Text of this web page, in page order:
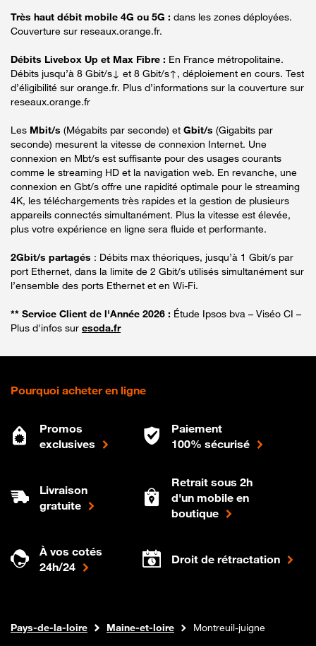
Très haut débit mobile 4G ou 5G : dans les zones déployées.
Couverture sur reseaux.orange.fr.
Débits Livebox Up et Max Fibre : En France métropolitaine.
Débits jusqu’à 8 Gbit/s↓ et 8 Gbit/s↑, déploiement en cours. Test
d’éligibilité sur orange.fr. Plus d’informations sur la couverture sur
reseaux.orange.fr
Les Mbit/s (Mégabits par seconde) et Gbit/s (Gigabits par
seconde) mesurent la vitesse de connexion Internet. Une
connexion en Mbt/s est suffisante pour des usages courants
comme le streaming HD et la navigation web. En revanche, une
connexion en Gbt/s offre une rapidité optimale pour le streaming
4K, les téléchargements très rapides et la gestion de plusieurs
appareils connectés simultanément. Plus la vitesse est élevée,
plus votre expérience en ligne sera fluide et performante.
2Gbit/s partagés : Débits max théoriques, jusqu’à 1 Gbit/s par
port Ethernet, dans la limite de 2 Gbit/s utilisés simultanément sur
l’ensemble des ports Ethernet et en Wi-Fi.
** Service Client de l'Année 2026 : Étude Ipsos bva – Viséo CI –
Plus d'infos sur escda.fr
Pourquoi acheter en ligne
Promos
exclusives
Paiement
100% sécurisé
Livraison
gratuite
Retrait sous 2h
d'un mobile en
boutique
À vos cotés
24h/24
Droit de rétractation
Boutique Orange
Internet fibre
Pays-de-la-loire Maine-et-loire Montreuil-juigne